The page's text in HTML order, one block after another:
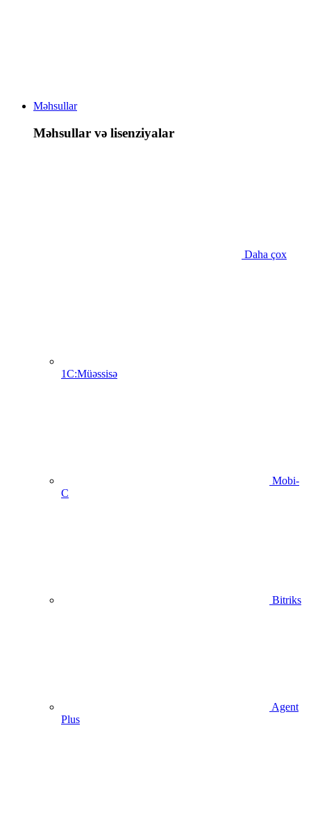
Məhsullar
Məhsullar və lisenziyalar
Daha çox
1C:Müəssisə
Mobi-
C
Bitriks
Agent
Plus